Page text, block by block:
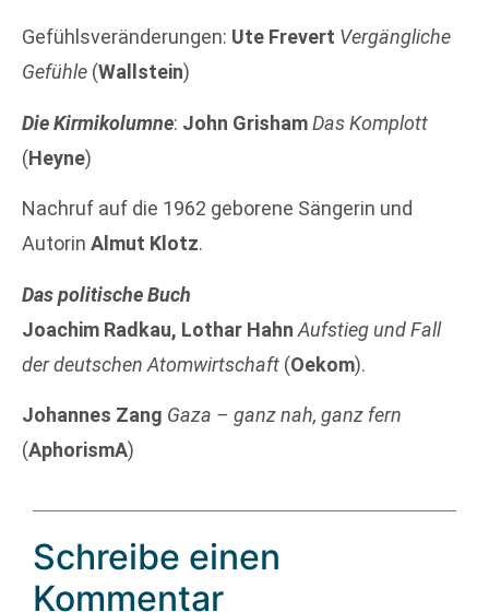
Gefühlsveränderungen: Ute Frevert Vergängliche
Gefühle (Wallstein)
Die Kirmikolumne: John GrishamDas Komplott
(Heyne)
Nachruf auf die 1962 geborene Sängerin und
Autorin Almut Klotz.
Das politische Buch
Joachim Radkau, Lothar Hahn Aufstieg und Fall
der deutschen Atomwirtschaft (Oekom).
Johannes Zang Gaza – ganz nah, ganz fern
(AphorismA)
Schreibe einen
Kommentar